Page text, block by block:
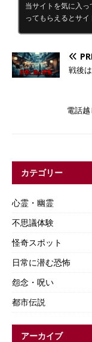
当サイトを気に入
ってもらえるとサ
戦後
電話
カテゴリー
心霊・幽霊
不思議体験
怪奇スポット
日常に潜む恐怖
怨念・呪い
都市伝説
アーカイブ